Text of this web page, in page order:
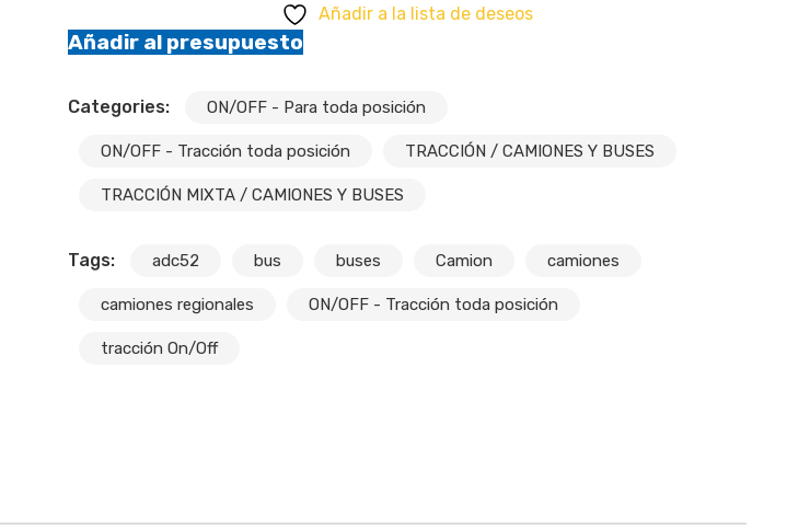
Añadir a la lista de deseos
Añadir al presupuesto
Categories: ON/OFF - Para toda posición
ON/OFF - Tracción toda posición TRACCIÓN / CAMIONES Y BUSES
TRACCIÓN MIXTA / CAMIONES Y BUSES
Tags: adc52 bus buses Camion camiones
camiones regionales ON/OFF - Tracción toda posición
tracción On/Off